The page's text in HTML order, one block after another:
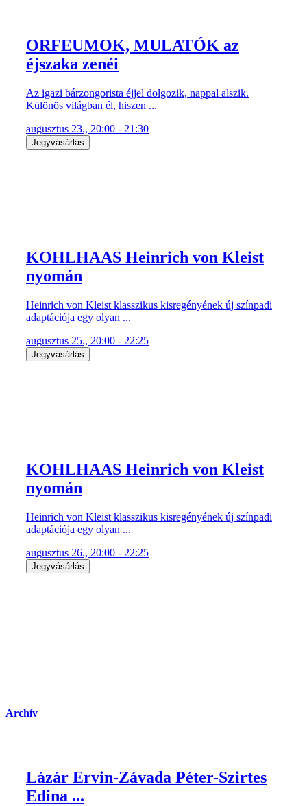
ORFEUMOK, MULATÓK az
éjszaka zenéi
Az igazi bárzongorista éjjel dolgozik, nappal alszik.
Különös világban él, hiszen ...
augusztus 23., 20:00 - 21:30
Jegyvásárlás
KOHLHAAS Heinrich von Kleist
nyomán
Heinrich von Kleist klasszikus kisregényének új színpadi
adaptációja egy olyan ...
augusztus 25., 20:00 - 22:25
Jegyvásárlás
KOHLHAAS Heinrich von Kleist
nyomán
Heinrich von Kleist klasszikus kisregényének új színpadi
adaptációja egy olyan ...
augusztus 26., 20:00 - 22:25
Jegyvásárlás
Archív
Lázár Ervin-Závada Péter-Szirtes
Edina ...